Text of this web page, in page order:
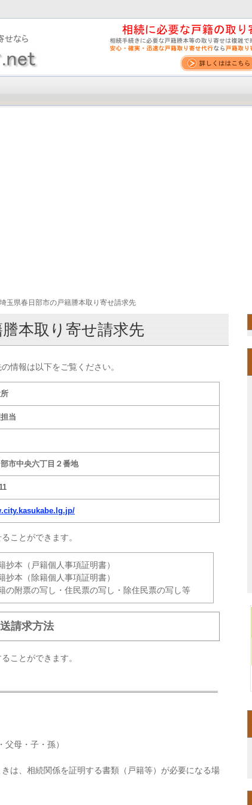
埼玉県春日部市の戸籍謄本取り寄せ請求先
本取り寄せ請求先
情報は以下をご覧ください。
当
市中央六丁目２番地
ことができます。
本（戸籍個人事項証明書）
本（除籍個人事項証明書）
の附票の写し・住民票の写し・除住民票の写し等
請求方法
ことができます。
父母・子・孫）
は、相続関係を証明する書類（戸籍等）が必要になる場